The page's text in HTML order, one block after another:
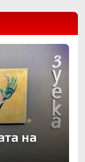
на